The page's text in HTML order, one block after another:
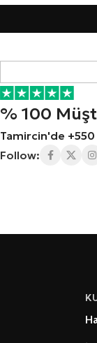
% 100
Tamircin'de
Follow: